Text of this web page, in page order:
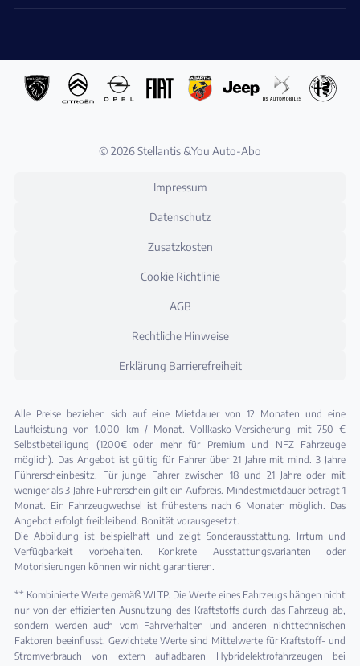
© 2026 Stellantis &You Auto-Abo
Impressum
Datenschutz
Zusatzkosten
Cookie Richtlinie
AGB
Rechtliche Hinweise
Erklärung Barrierefreiheit
Alle Preise beziehen sich auf eine Mietdauer von 12 Monaten und eine
Laufleistung von 1.000 km / Monat. Vollkasko-Versicherung mit 750 €
Selbstbeteiligung (1200€ oder mehr für Premium und NFZ Fahrzeuge
möglich). Das Angebot ist gültig für Fahrer über 21 Jahre mit mind. 3 Jahre
Führerscheinbesitz. Für junge Fahrer zwischen 18 und 21 Jahre oder mit
weniger als 3 Jahre Führerschein gilt ein Aufpreis. Mindestmietdauer beträgt 1
Monat. Ein Fahrzeugwechsel ist frühestens nach 6 Monaten möglich. Das
Angebot erfolgt freibleibend. Bonität vorausgesetzt.
Die Abbildung ist beispielhaft und zeigt Sonderausstattung. Irrtum und
Verfügbarkeit vorbehalten. Konkrete Ausstattungsvarianten oder
Motorisierungen können wir nicht garantieren.
** Kombinierte Werte gemäß WLTP. Die Werte eines Fahrzeugs hängen nicht
nur von der effizienten Ausnutzung des Kraftstoffs durch das Fahrzeug ab,
sondern werden auch vom Fahrverhalten und anderen nichttechnischen
Faktoren beeinflusst. Gewichtete Werte sind Mittelwerte für Kraftstoff- und
Stromverbrauch von extern aufladbaren Hybridelektrofahrzeugen bei